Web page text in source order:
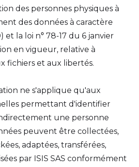
des personnes physiques à
des données à caractère
et la loi n° 78-17 du 6 janvier
en vigueur, relative à
fichiers et aux libertés.
ne s'applique qu'aux
permettant d'identifier
une personne
peuvent être collectées,
adaptées, transférées,
par ISIS SAS conformément